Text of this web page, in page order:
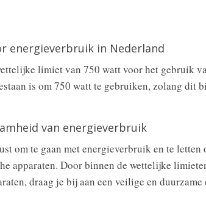
energieverbruik in Nederland
limiet van 750 watt voor het gebruik
is om 750 watt te gebruiken, zolang dit
van energieverbruik
om te gaan met energieverbruik en te letten
apparaten. Door binnen de wettelijke
draag je bij aan een veilige en